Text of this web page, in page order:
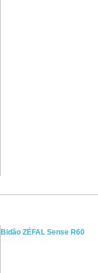
Bidão ZÉFAL Sense R60